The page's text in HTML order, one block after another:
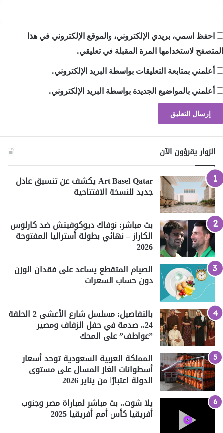
احفظ اسمي، بريدي الإلكتروني، والموقع الإلكتروني في هذا
المتصفح لاستخدامها المرة المقبلة في تعليقي.
أعلمني بمتابعة التعليقات بواسطة البريد الإلكتروني.
أعلمني بالمواضيع الجديدة بواسطة البريد الإلكتروني.
الزوار يقرؤون الآن
Art Basel Qatar يكشف عن تنسيق عادل
جديد للنسخة الافتتاحية
بث مباشر: نوفاك ديوكوفيتش ضد كارلوس
الكاراز – نهائي بطولة أستراليا المفتوحة
2026
الصيام المتقطع يساعد على فقدان الوزن
دون حساب السعرات
بالتفاصيل: مسلسل شارع الأعشى 2 الحلقة
24.. صدمة في حفل الزفاف ومصير
”عواطف” على المحك
المملكة العربية السعودية توحد أسعار
أسطوانات الغاز المسال على مستوى
الدولة اعتبارًا من يناير 2026
يلا شوت.. بث مباشر لمباراة مصر وجنوب
أفريقيا كأس أمم أفريقيا 2025